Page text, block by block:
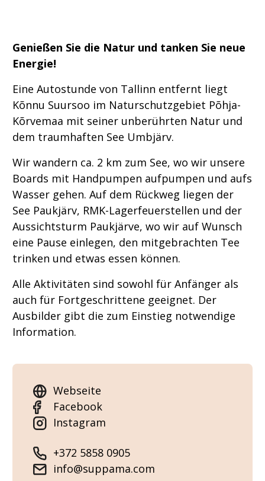
Genießen Sie die Natur und tanken Sie neue
Energie!
Eine Autostunde von Tallinn entfernt liegt
Kõnnu Suursoo im Naturschutzgebiet Põhja-
Kõrvemaa mit seiner unberührten Natur und
dem traumhaften See Umbjärv.
Wir wandern ca. 2 km zum See, wo wir unsere
Boards mit Handpumpen aufpumpen und aufs
Wasser gehen. Auf dem Rückweg liegen der
See Paukjärv, RMK-Lagerfeuerstellen und der
Aussichtsturm Paukjärve, wo wir auf Wunsch
eine Pause einlegen, den mitgebrachten Tee
trinken und etwas essen können.
Alle Aktivitäten sind sowohl für Anfänger als
auch für Fortgeschrittene geeignet. Der
Ausbilder gibt die zum Einstieg notwendige
Information.
Webseite
Facebook
Instagram
+372 5858 0905
info@suppama.com